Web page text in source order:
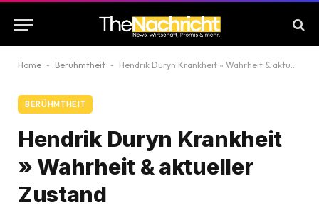
Home - Berühmtheit - Hendrik Duryn Krankheit » Wahrheit & aktueller Zustand
BERÜHMTHEIT
Hendrik Duryn Krankheit
» Wahrheit & aktueller
Zustand